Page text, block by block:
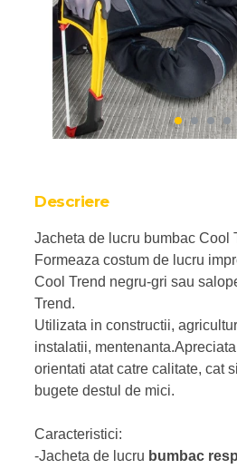
Descriere
Jacheta de lucru bumbac Cool
Formeaza costum de lucru
Cool Trend negru-gri sau
Trend.
Utilizata in constructii,
instalatii,
orientati atat catre calitate, cat
bugete destul de mici.
Caracteristici:
-Jacheta de lucru bumbac